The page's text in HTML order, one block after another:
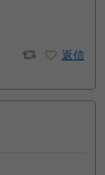
返信